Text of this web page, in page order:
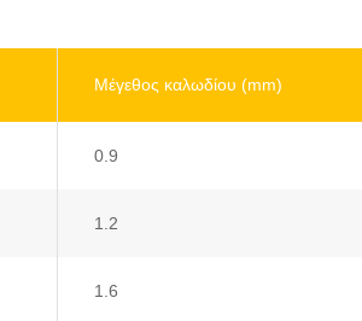
Μέγεθος καλωδίου (mm)
0.9
1.2
1.6